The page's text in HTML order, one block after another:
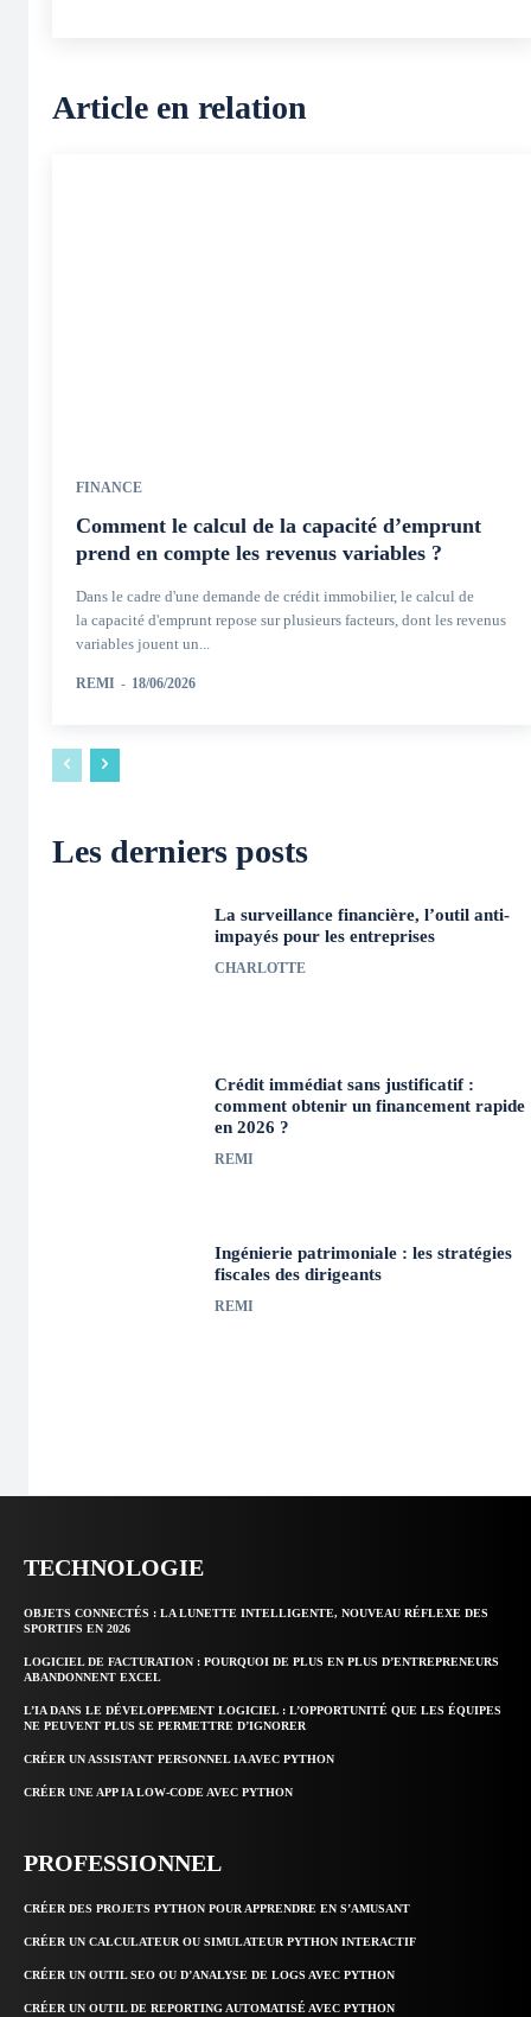
Article en relation
FINANCE
Comment le calcul de la capacité d’emprunt
prend en compte les revenus variables ?
Dans le cadre d'une demande de crédit immobilier, le calcul de
la capacité d'emprunt repose sur plusieurs facteurs, dont les revenus
variables jouent un...
REMI - 18/06/2026
Les derniers posts
La surveillance financière, l’outil anti-
impayés pour les entreprises
CHARLOTTE
Crédit immédiat sans justificatif :
comment obtenir un financement rapide
en 2026 ?
REMI
Ingénierie patrimoniale : les stratégies
fiscales des dirigeants
REMI
TECHNOLOGIE
OBJETS CONNECTÉS : LA LUNETTE INTELLIGENTE, NOUVEAU RÉFLEXE DES
SPORTIFS EN 2026
LOGICIEL DE FACTURATION : POURQUOI DE PLUS EN PLUS D’ENTREPRENEURS
ABANDONNENT EXCEL
L’IA DANS LE DÉVELOPPEMENT LOGICIEL : L’OPPORTUNITÉ QUE LES ÉQUIPES
NE PEUVENT PLUS SE PERMETTRE D’IGNORER
CRÉER UN ASSISTANT PERSONNEL IA AVEC PYTHON
CRÉER UNE APP IA LOW-CODE AVEC PYTHON
PROFESSIONNEL
CRÉER DES PROJETS PYTHON POUR APPRENDRE EN S’AMUSANT
CRÉER UN CALCULATEUR OU SIMULATEUR PYTHON INTERACTIF
CRÉER UN OUTIL SEO OU D’ANALYSE DE LOGS AVEC PYTHON
CRÉER UN OUTIL DE REPORTING AUTOMATISÉ AVEC PYTHON